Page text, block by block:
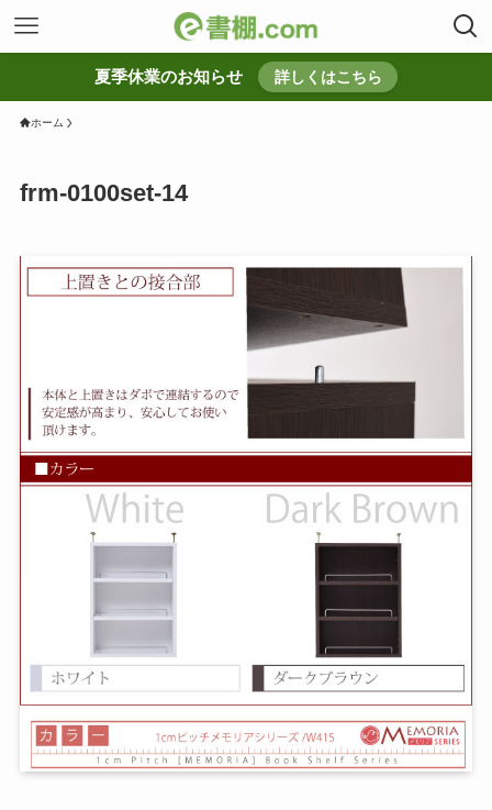
夏季休業のお知らせ 詳しくはこちら
ホーム
frm-0100set-14